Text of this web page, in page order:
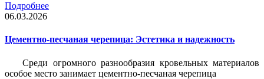
Подробнее
06.03.2026
Цементно-песчаная черепица: Эстетика и надежность
Среди огромного разнообразия кровельных материалов
особое место занимает цементно-песчаная черепица